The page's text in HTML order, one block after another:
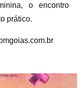
o encontro
prático.